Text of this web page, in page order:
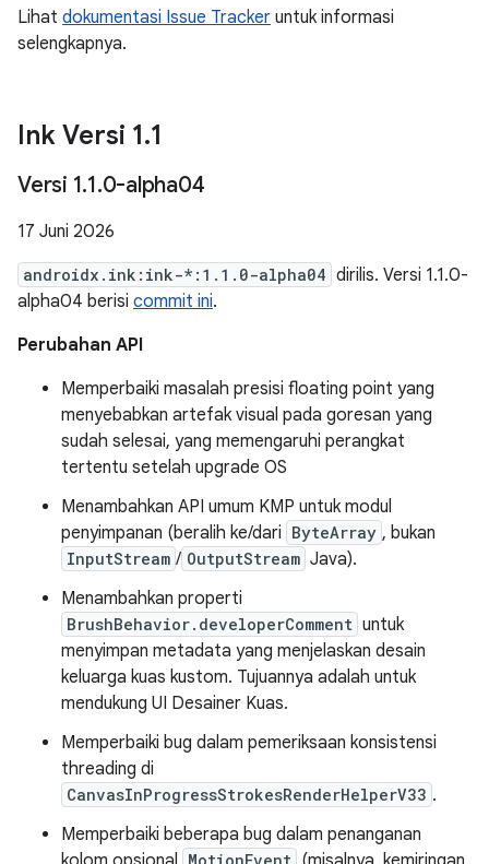
Lihat dokumentasi Issue Tracker untuk informasi
selengkapnya.
Ink Versi 1.1
Versi 1.1.0-alpha04
17 Juni 2026
androidx.ink:ink-*:1.1.0-alpha04 dirilis. Versi 1.1.0-
alpha04 berisi commit ini.
Perubahan API
Memperbaiki masalah presisi floating point yang
menyebabkan artefak visual pada goresan yang
sudah selesai, yang memengaruhi perangkat
tertentu setelah upgrade OS
Menambahkan API umum KMP untuk modul
penyimpanan (beralih ke/dari ByteArray , bukan
InputStream / OutputStream Java).
Menambahkan properti
BrushBehavior.developerComment untuk
menyimpan metadata yang menjelaskan desain
keluarga kuas kustom. Tujuannya adalah untuk
mendukung UI Desainer Kuas.
Memperbaiki bug dalam pemeriksaan konsistensi
threading di
CanvasInProgressStrokesRenderHelperV33 .
Memperbaiki beberapa bug dalam penanganan